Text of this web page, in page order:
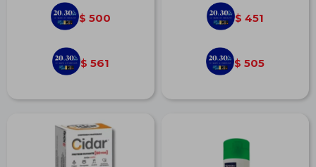
$ 500
$ 561
$ 451
$ 505